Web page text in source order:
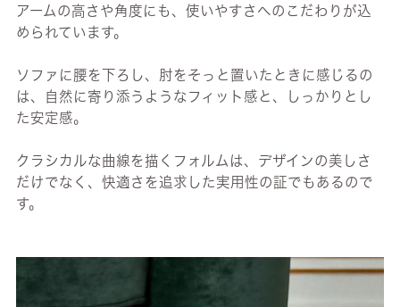
アームの高さや角度にも、使いやすさへのこだわりが込
められています。
ソファに腰を下ろし、肘をそっと置いたときに感じるの
は、自然に寄り添うようなフィット感と、しっかりとし
た安定感。
クラシカルな曲線を描くフォルムは、デザインの美しさ
だけでなく、快適さを追求した実用性の証でもあるので
す。